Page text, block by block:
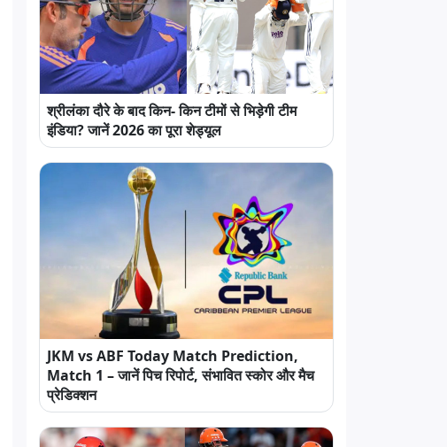
श्रीलंका दौरे के बाद किन- किन टीमों से भिड़ेगी टीम
इंडिया? जानें 2026 का पूरा शेड्यूल
JKM vs ABF Today Match Prediction,
Match 1 – जानें पिच रिपोर्ट, संभावित स्कोर और मैच
प्रेडिक्शन